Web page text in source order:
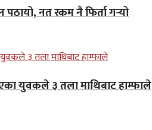
नत रकम नै फिर्ता गर्‍यो
युवकले ३ तला माथिबाट हाम्फाले